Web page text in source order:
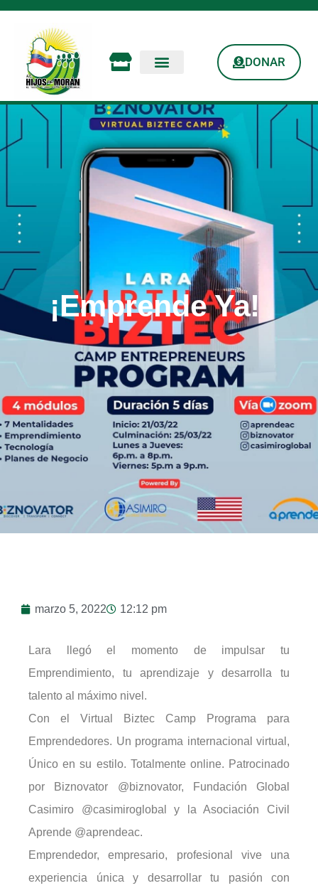
DONAR
¡Emprende Ya!
marzo 5, 2022 12:12 pm
Lara llegó el momento de impulsar tu
Emprendimiento, tu aprendizaje y desarrolla tu
talento al máximo nivel.
Con el Virtual Biztec Camp Programa para
Emprendedores. Un programa internacional virtual,
Único en su estilo. Totalmente online. Patrocinado
por Biznovator @biznovator, Fundación Global
Casimiro @casimiroglobal y la Asociación Civil
Aprende @aprendeac.
Emprendedor, empresario, profesional vive una
experiencia única y desarrollar tu pasión con